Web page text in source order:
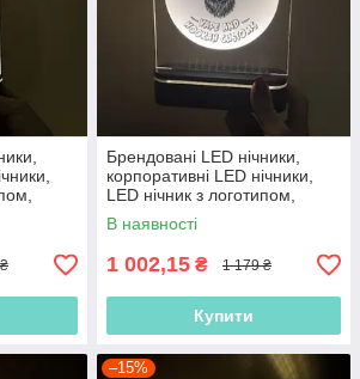
Брендовані LED нічники,
корпоративні LED нічники,
LED нічник з логотипом,
нічник з акумулятором
В наявності
1 002,15 ₴ 1 179 ₴
Купити
–15%